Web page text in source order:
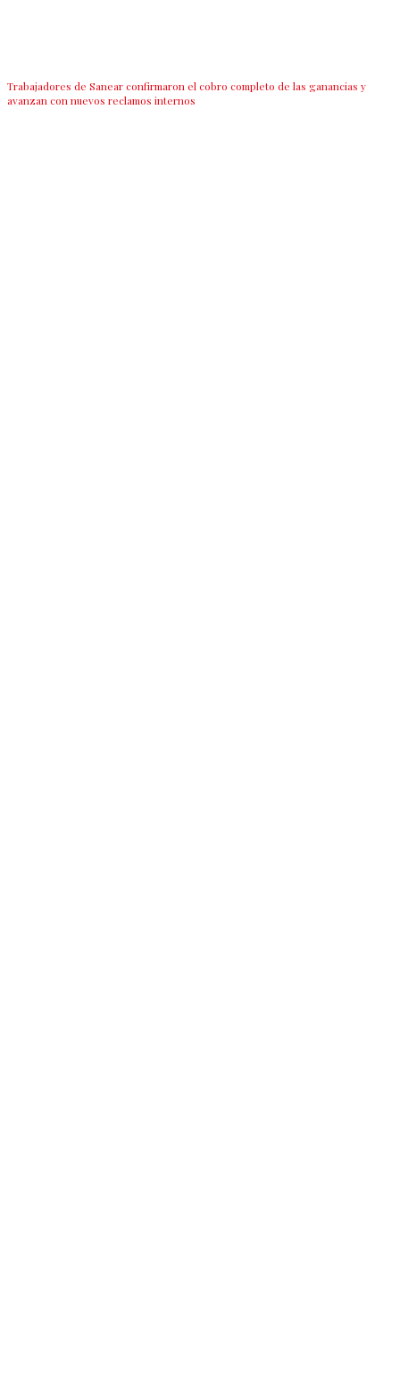
Trabajadores de Sanear confirmaron el cobro completo de las ganancias y
avanzan con nuevos reclamos internos